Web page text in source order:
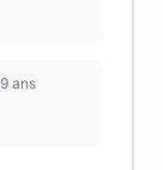
ans